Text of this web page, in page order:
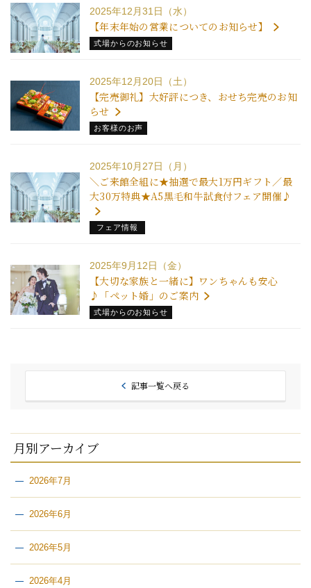
2025年12月31日（水）
【年末年始の営業についてのお知らせ】
式場からのお知らせ
2025年12月20日（土）
【完売御礼】大好評につき、おせち完売のお知
らせ
お客様のお声
2025年10月27日（月）
＼ご来館全組に★抽選で最大1万円ギフト／最
大30万特典★A5黒毛和牛試食付フェア開催♪
フェア情報
2025年9月12日（金）
【大切な家族と一緒に】ワンちゃんも安心
♪「ペット婚」のご案内
式場からのお知らせ
記事一覧へ戻る
月別アーカイブ
2026年7月
2026年6月
2026年5月
2026年4月